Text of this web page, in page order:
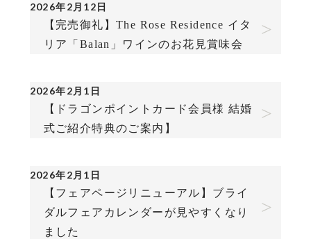
2026年2月12日
【完売御礼】The Rose Residence イタ
リア「Balan」ワインのお花見賞味会
2026年2月1日
【ドラゴンポイントカード会員様 結婚
式ご紹介特典のご案内】
2026年2月1日
【フェアページリニューアル】ブライ
ダルフェアカレンダーが見やすくなり
ました